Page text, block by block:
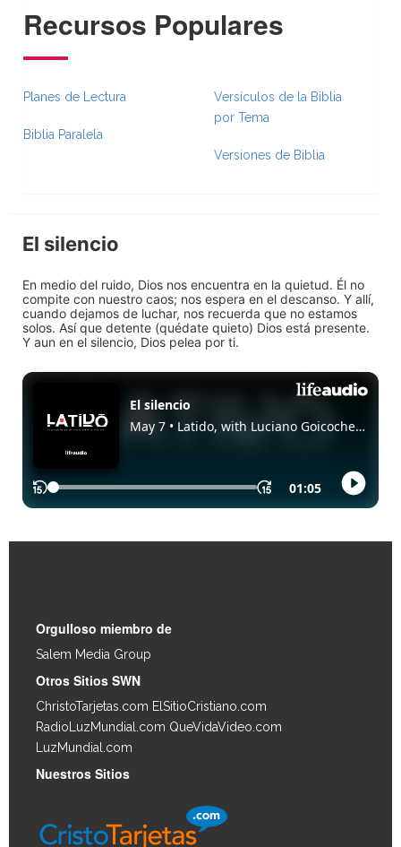
Recursos Populares
Planes de Lectura
Biblia Paralela
Versículos de la Biblia
por Tema
Versiones de Biblia
El silencio
En medio del ruido, Dios nos encuentra en la quietud. Él no
compite con nuestro caos; nos espera en el descanso. Y allí,
cuando dejamos de luchar, nos recuerda que no estamos
solos. Así que detente (quédate quieto) Dios está presente.
Y aun en el silencio, Dios pelea por ti.
Orgulloso miembro de
Salem Media Group
Otros Sitios SWN
ChristoTarjetas.com ElSitioCristiano.com
RadioLuzMundial.com QueVidaVideo.com
LuzMundial.com
Nuestros Sitios